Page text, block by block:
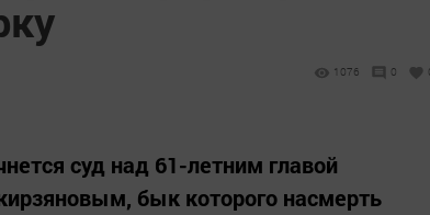
1076 0
суд над 61-летним главой
бык которого насмерть